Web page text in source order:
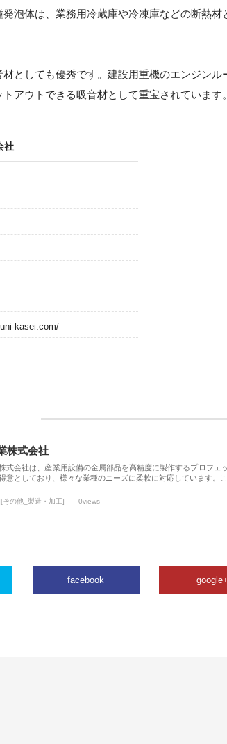
泡体は、業務用冷蔵庫や冷凍庫などの断熱
としても優秀です。建設用重機のエンジン
アウトできる吸音材として重宝されています。
社
kasei.com/
株式会社
式会社は、産業用設備の金属部品を高精度に製作するプロフェ
意としており、様々な業種のニーズに柔軟に対応しています。
その他_製造・加工] 0views
facebook google+